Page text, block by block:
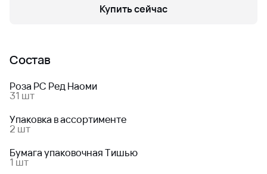
Купить сейчас
Состав
Роза РС Ред Наоми
31 шт
Упаковка в ассортименте
2 шт
Бумага упаковочная Тишью
1 шт